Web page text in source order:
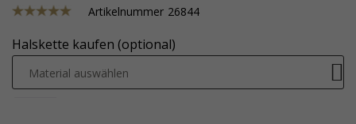
Artikelnummer 26844
Halskette kaufen (optional)
Material auswählen